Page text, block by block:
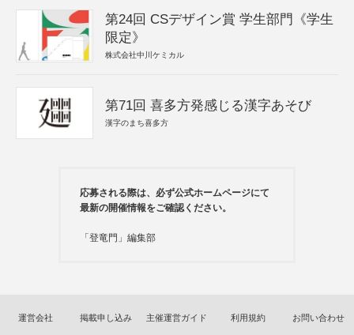
第24回 CSデザイン賞 学生部門《学生
限定》
株式会社中川ケミカル
第71回 喜多方発感じる漢字あそび
漢字のまち喜多方
応募される際は、必ず公式ホームページにて
最新の開催情報をご確認ください。
「登竜門」編集部
運営会社 掲載申し込み 主催運営ガイド 利用規約 お問い合わせ